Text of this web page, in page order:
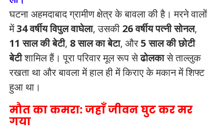
घटना अहमदाबाद ग्रामीण क्षेत्र के बावला की है। मरने वालों
में34 वर्षीय विपुल वाघेला, उसकी 26 वर्षीय पत्नी सोनल,
11 साल की बेटी, 8 साल का बेटा, और5 साल की छोटी
बेटीशामिल हैं। पूरा परिवार मूल रूप सेढोलकासे ताल्लुक
रखता था और बावला में हाल ही में किराए के मकान में शिफ्ट
हुआ था।
मौत का कमरा: जहाँ जीवन घुट कर मर
गया